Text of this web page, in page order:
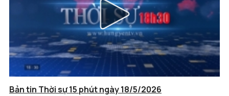
Bản tin Thời sự 15 phút ngày 18/5/2026